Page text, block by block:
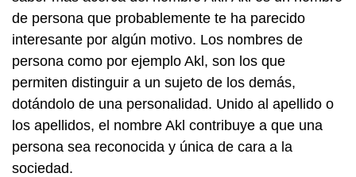
de persona que probablemente te ha parecido
interesante por algún motivo. Los nombres de
persona como por ejemplo Akl, son los que
permiten distinguir a un sujeto de los demás,
dotándolo de una personalidad. Unido al apellido o
los apellidos, el nombre Akl contribuye a que una
persona sea reconocida y única de cara a la
sociedad.